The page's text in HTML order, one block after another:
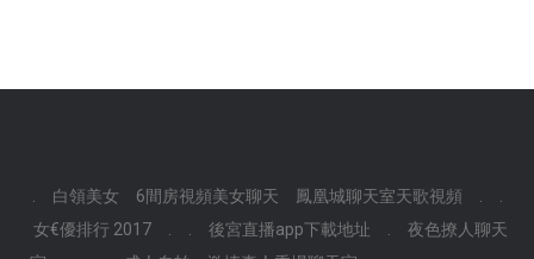
白領美女 6間房視頻美女聊天 鳳凰城聊天室天歌視頻
女€優排行 2017
後宮直播app下載地址
夜色撩人聊天